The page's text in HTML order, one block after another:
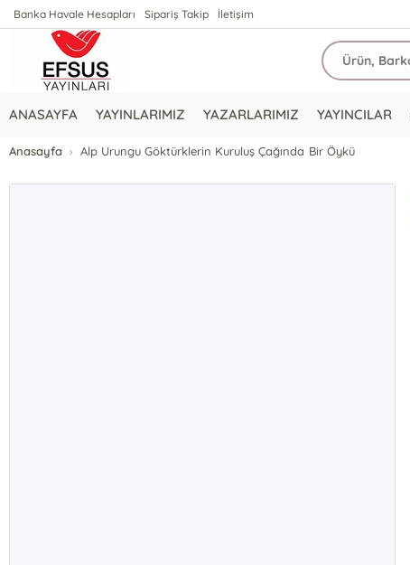
Banka Havale Hesapları Sipariş Takip İletişim
ANASAYFA YAYINLARIMIZ YAZARLARIMIZ YAYINCILAR
Anasayfa Alp Urungu Göktürklerin Kuruluş Çağında Bir Öykü